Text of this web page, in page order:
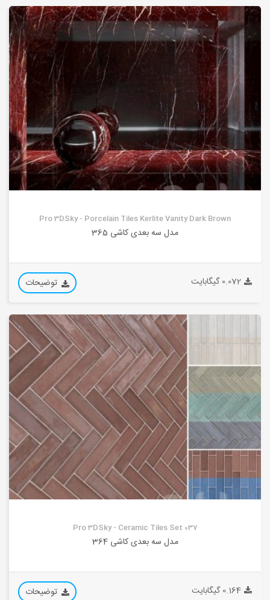
Pro 3DSky - Porcelain Tiles Kerlite Vanity Dark Brown
مدل سه بعدی کاشی 365
0.072 گیگابایت توضیحات
Pro 3DSky - Ceramic Tiles Set 037
مدل سه بعدی کاشی 364
0.164 گیگابایت توضیحات